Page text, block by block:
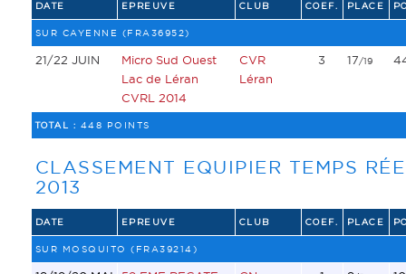
DATE EPREUVE CLUB COEF. PLACE
SUR CAYENNE (FRA36952)
21/22 JUIN
Micro Sud Ouest
Lac de Léran
CVRL 2014
CVR
Léran
3 17/19
TOTAL : 448 POINTS
CLASSEMENT EQUIPIER TEMPS
2013
DATE EPREUVE CLUB COEF. PLACE
SUR MOSQUITO (FRA39214)